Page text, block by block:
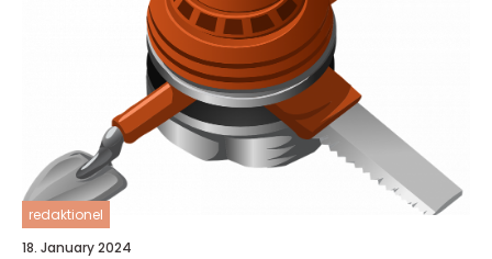
redaktionel
18. January 2024